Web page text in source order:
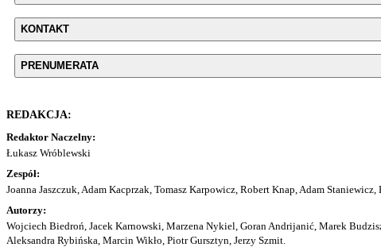
KONTAKT
PRENUMERATA
REDAKCJA:
Redaktor Naczelny:
Łukasz Wróblewski
Zespół:
Joanna Jaszczuk, Adam Kacprzak, Tomasz Karpowicz, Robert Knap, Adam
Autorzy:
Wojciech Biedroń, Jacek Karnowski, Marzena Nykiel, Goran Andrijanić, Marek
Aleksandra Rybińska, Marcin Wikło, Piotr Gursztyn, Jerzy Szmit.